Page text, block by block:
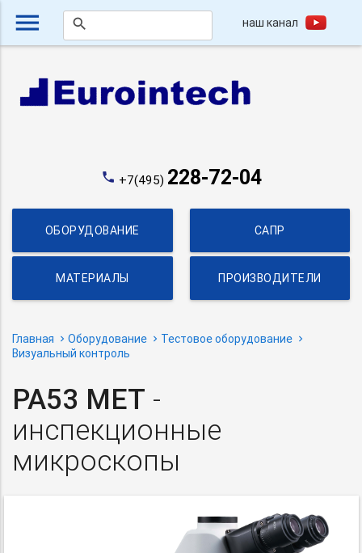
menu search наш канал
phone +7(495) 228-72-04
ОБОРУДОВАНИЕ САПР
МАТЕРИАЛЫ ПРОИЗВОДИТЕЛИ
Главная Оборудование
Тестовое оборудование
Визуальный контроль
PA53 MET -
инспекционные
микроскопы